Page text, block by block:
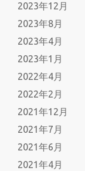
2023年12月
2023年8月
2023年4月
2023年1月
2022年4月
2022年2月
2021年12月
2021年7月
2021年6月
2021年4月